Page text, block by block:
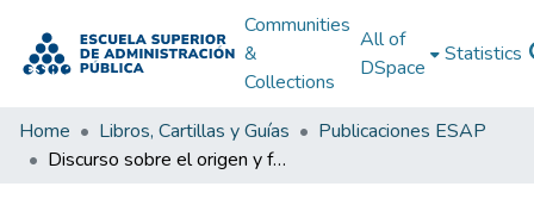
Communities
&
Collections
All of
DSpace
Statistics
Home Libros, Cartillas y Guías
Publicaciones ESAP
Discurso sobre el origen y fundamentos de la desigualdad entre los hombres